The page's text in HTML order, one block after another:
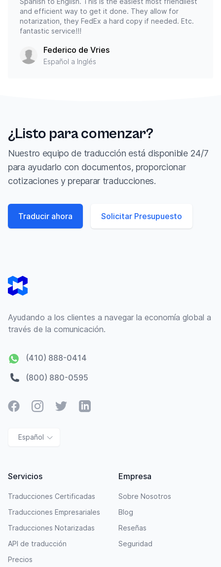
and efficient way to get it done. They allow for
notarization, they FedEx a hard copy if needed. Etc.
fantastic service!!!
Federico de Vries
Español a Inglés
¿Listo para comenzar?
Nuestro equipo de traducción está disponible 24/7
para ayudarlo con documentos, proporcionar
cotizaciones y preparar traducciones.
Traducir ahora Solicitar Presupuesto
Ayudando a los clientes a navegar la economía global a
través de la comunicación.
(410) 888-0414
(800) 880-0595
FacebookInstagramTwitter LinkedIn
Español
Servicios
Traducciones Certificadas
Traducciones Empresariales
Traducciones Notarizadas
API de traducción
Precios
Empresa
Sobre Nosotros
Blog
Reseñas
Seguridad